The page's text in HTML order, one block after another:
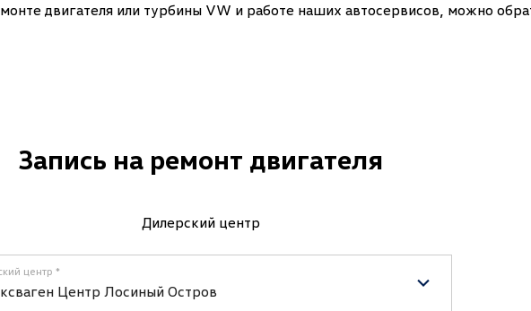
двигателя или турбины VW и работе наших автосервисов, можно
Запись на ремонт двигателя
Дилерский центр
Центр Лосиный Остров
центр